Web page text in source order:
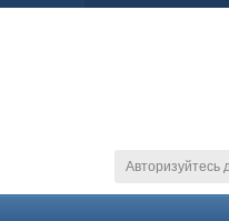
Авторизуйтесь